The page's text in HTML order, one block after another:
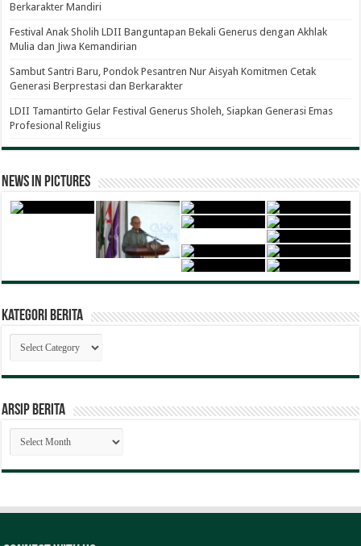
Berkarakter Mandiri
Festival Anak Sholih LDII Banguntapan Bekali Generus dengan Akhlak
Mulia dan Jiwa Kemandirian
Sambut Santri Baru, Pondok Pesantren Nur Aisyah Komitmen Cetak
Generasi Berprestasi dan Berkarakter
LDII Tamantirto Gelar Festival Generus Sholeh, Siapkan Generasi Emas
Profesional Religius
News in Pictures
Kategori Berita
Kategori
Berita
ARSIP BERITA
ARSIP
BERITA